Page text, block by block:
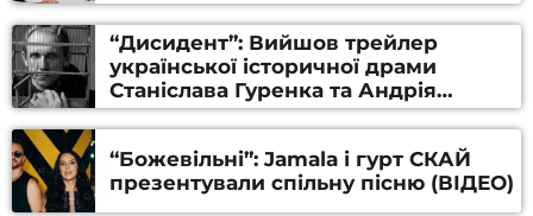
“Дисидент”: Вийшов трейлер
української історичної драми
Станіслава Гуренка та Андрія
Алфьорова (ВІДЕО)
“Божевільні”: Jamala і гурт СКАЙ
презентували спільну пісню (ВІДЕО)